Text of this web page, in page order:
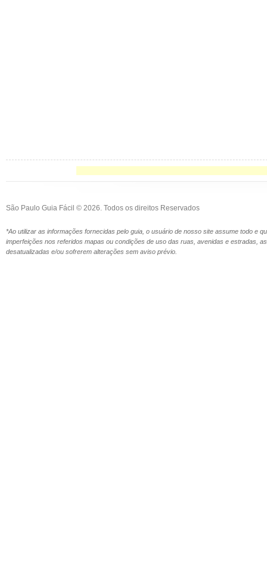
São Paulo Guia Fácil © 2026. Todos os direitos Reservados
*Ao utilizar as informações fornecidas pelo guia, o usuário de nosso site assume todo e
imperfeições nos referidos mapas ou condições de uso das ruas, avenidas e estradas,
desatualizadas e/ou sofrerem alterações sem aviso prévio.